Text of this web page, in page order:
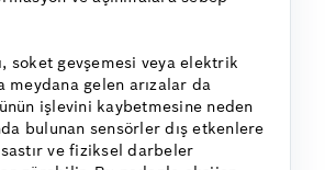
soket gevşemesi veya elektrik
meydana gelen arızalar da
işlevini kaybetmesine neden
bulunan sensörler dış etkenlere
ve fiziksel darbeler